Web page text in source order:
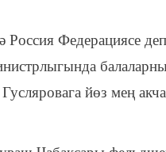
Россия Федерациясе
йөз мең